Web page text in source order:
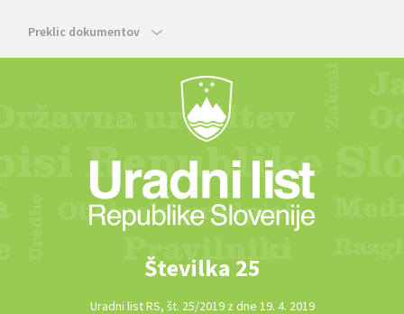
Preklic dokumentov
Številka 25
Uradni list RS, št. 25/2019 z dne 19. 4. 2019